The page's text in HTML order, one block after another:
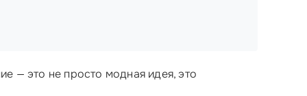
— это не просто модная идея, это